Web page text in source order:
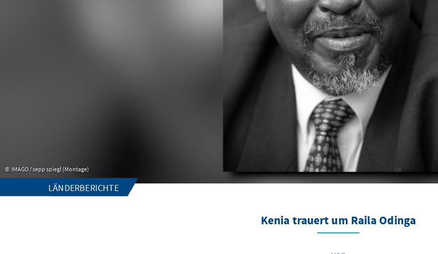
IMAGO / sepp spiegl (Montage)
LÄNDERBERICHTE
Kenia trauert um Raila Odinga